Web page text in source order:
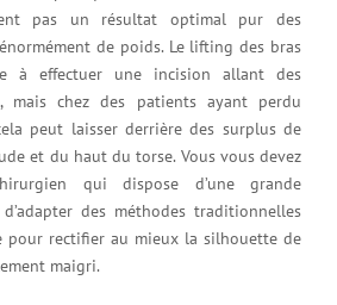
pas un résultat optimal pur des
de poids. Le lifting des bras
à effectuer une incision allant des
mais chez des patients ayant perdu
peut laisser derrière des surplus de
et du haut du torse. Vous vous devez
qui dispose d’une grande
des méthodes traditionnelles
pour rectifier au mieux la silhouette de
maigri.